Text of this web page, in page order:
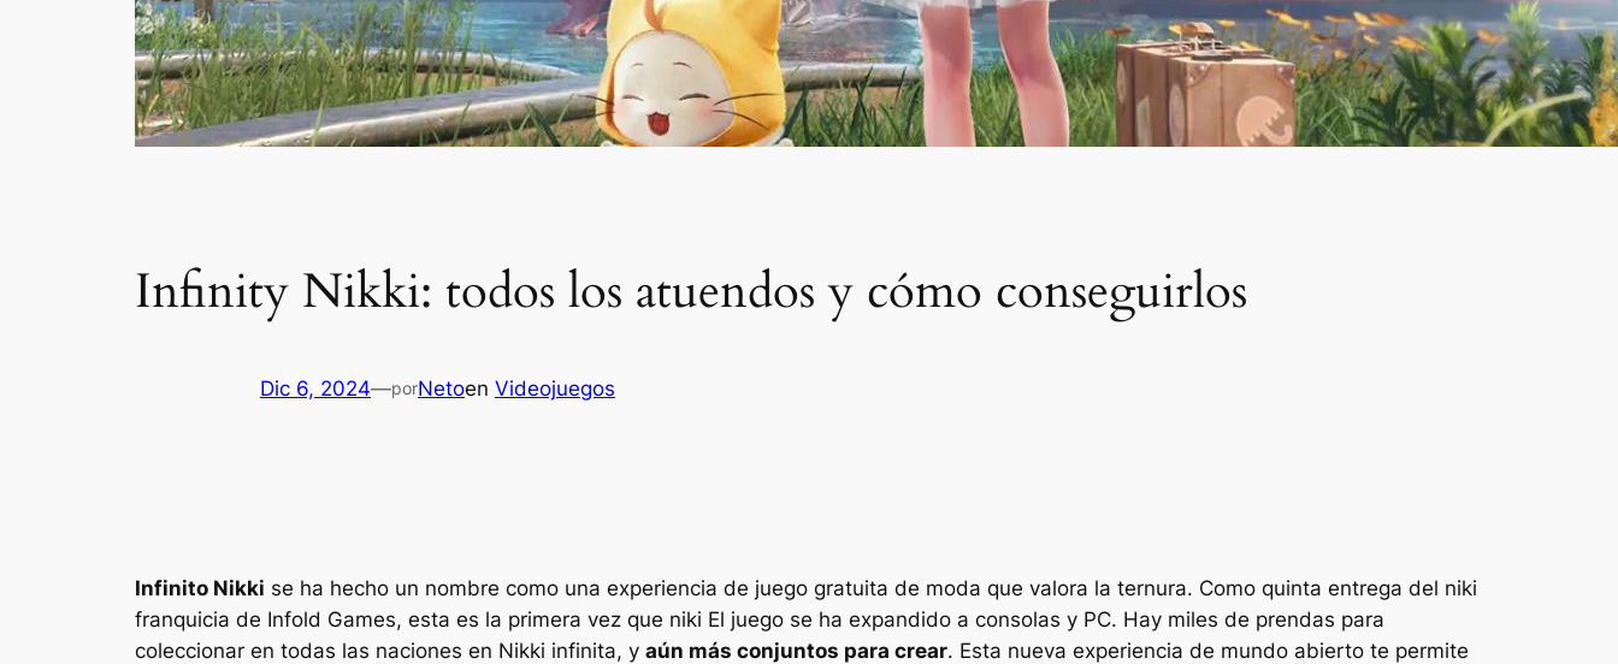
Infinity Nikki: todos los atuendos y cómo conseguirlos
Dic 6, 2024—porNetoen Videojuegos
Infinito Nikki se ha hecho un nombre como una experiencia de juego gratuita de moda que valora la ternura. Como quinta entrega del niki
franquicia de Infold Games, esta es la primera vez que niki El juego se ha expandido a consolas y PC. Hay miles de prendas para
coleccionar en todas las naciones en Nikki infinita, y aún más conjuntos para crear. Esta nueva experiencia de mundo abierto te permite